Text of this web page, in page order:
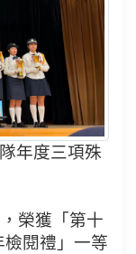
年度三項殊
榮獲「第十
檢閱禮」一等